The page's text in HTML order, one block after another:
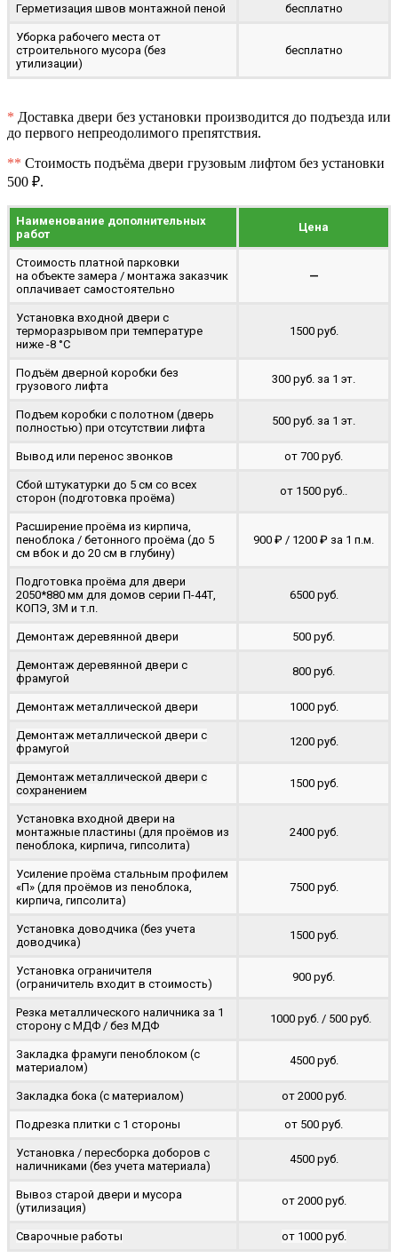
Герметизация швов монтажной пеной бесплатно
Уборка рабочего места от
строительного мусора (без
утилизации)
бесплатно
* Доставка двери без установки производится до подъезда или
до первого непреодолимого препятствия.
** Стоимость подъёма двери грузовым лифтом без установки
500 ₽.
Наименование дополнительных
работ
Цена
Стоимость платной парковки
на объекте замера / монтажа заказчик
оплачивает самостоятельно
—
Установка входной двери с
терморазрывом при температуре
ниже -8 °C
1500 руб.
Подъём дверной коробки без
грузового лифта
300 руб. за 1 эт.
Подъем коробки с полотном (дверь
полностью) при отсутствии лифта
500 руб. за 1 эт.
Вывод или перенос звонков от 700 руб.
Сбой штукатурки до 5 см со всех
сторон (подготовка проёма)
от 1500 руб..
Расширение проёма из кирпича,
пеноблока / бетонного проёма (до 5
cм вбок и до 20 см в глубину)
900 ₽ / 1200 ₽ за 1 п.м.
Подготовка проёма для двери
2050*880 мм для домов серии П-44Т,
КОПЭ, 3М и т.п.
6500 руб.
Демонтаж деревянной двери 500 руб.
Демонтаж деревянной двери с
фрамугой
800 руб.
Демонтаж металлической двери 1000 руб.
Демонтаж металлической двери с
фрамугой
1200 руб.
Демонтаж металлической двери с
сохранением
1500 руб.
Установка входной двери на
монтажные пластины (для проёмов из
пеноблока, кирпича, гипсолита)
2400 руб.
Усиление проёма стальным профилем
«П» (для проёмов из пеноблока,
кирпича, гипсолита)
7500 руб.
Установка доводчика (без учета
доводчика)
1500 руб.
Установка ограничителя
(ограничитель входит в стоимость)
900 руб.
Резка металлического наличника за 1
сторону с МДФ / без МДФ
1000 руб. / 500 руб.
Закладка фрамуги пеноблоком (с
материалом)
4500 руб.
Закладка бока (с материалом) от 2000 руб.
Подрезка плитки с 1 стороны от 500 руб.
Установка / пересборка доборов с
наличниками (без учета материала)
4500 руб.
Вывоз старой двери и мусора
(утилизация)
от 2000 руб.
Сварочные работы от 1000 руб.